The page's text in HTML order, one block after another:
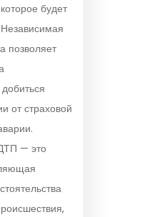
будет
позволяет
от страховой
— это